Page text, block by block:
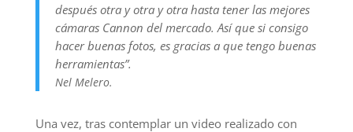
después otra y otra y otra hasta tener las mejores
cámaras Cannon del mercado. Así que si consigo
hacerbuenas fotos, es gracias a que tengo buenas
herramientas”.
Nel Melero.
Una vez, tras contemplar un video realizado con